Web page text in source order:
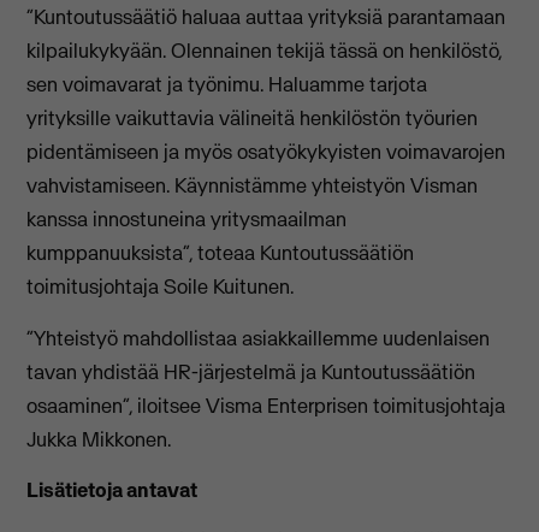
”Kuntoutussäätiö haluaa auttaa yrityksiä parantamaan
kilpailukykyään. Olennainen tekijä tässä on henkilöstö,
sen voimavarat ja työnimu. Haluamme tarjota
yrityksille vaikuttavia välineitä henkilöstön työurien
pidentämiseen ja myös osatyökykyisten voimavarojen
vahvistamiseen. Käynnistämme yhteistyön Visman
kanssa innostuneina yritysmaailman
kumppanuuksista”, toteaa Kuntoutussäätiön
toimitusjohtaja Soile Kuitunen.
”Yhteistyö mahdollistaa asiakkaillemme uudenlaisen
tavan yhdistää HR-järjestelmä ja Kuntoutussäätiön
osaaminen”, iloitsee Visma Enterprisen toimitusjohtaja
Jukka Mikkonen.
Lisätietoja antavat